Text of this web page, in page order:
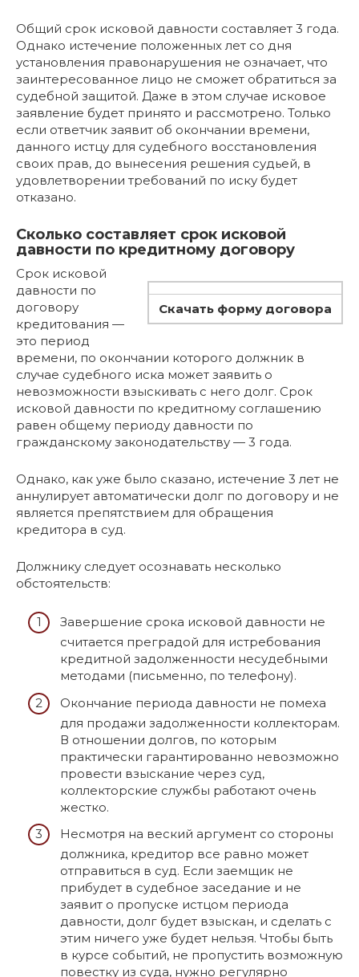
Общий срок исковой давности составляет 3 года.
Однако истечение положенных лет со дня
установления правонарушения не означает, что
заинтересованное лицо не сможет обратиться за
судебной защитой. Даже в этом случае исковое
заявление будет принято и рассмотрено. Только
если ответчик заявит об окончании времени,
данного истцу для судебного восстановления
своих прав, до вынесения решения судьей, в
удовлетворении требований по иску будет
отказано.
Сколько составляет срок исковой
давности по кредитному договору
Скачать форму договора
Срок исковой
давности по
договору
кредитования —
это период
времени, по окончании которого должник в
случае судебного иска может заявить о
невозможности взыскивать с него долг. Срок
исковой давности по кредитному соглашению
равен общему периоду давности по
гражданскому законодательству — 3 года.
Однако, как уже было сказано, истечение 3 лет не
аннулирует автоматически долг по договору и не
является препятствием для обращения
кредитора в суд.
Должнику следует осознавать несколько
обстоятельств:
Завершение срока исковой давности не
считается преградой для истребования
кредитной задолженности несудебными
методами (письменно, по телефону).
Окончание периода давности не помеха
для продажи задолженности коллекторам.
В отношении долгов, по которым
практически гарантированно невозможно
провести взыскание через суд,
коллекторские службы работают очень
жестко.
Несмотря на веский аргумент со стороны
должника, кредитор все равно может
отправиться в суд. Если заемщик не
прибудет в судебное заседание и не
заявит о пропуске истцом периода
давности, долг будет взыскан, и сделать с
этим ничего уже будет нельзя. Чтобы быть
в курсе событий, не пропустить возможную
повестку из суда, нужно регулярно